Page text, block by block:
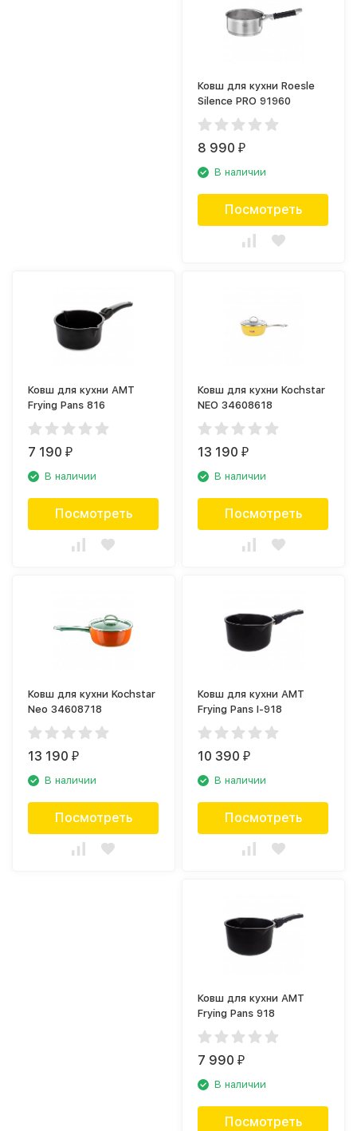
Ковш для кухни Roesle
Silence PRO 91960
8 990₽
В наличии
Посмотреть
Ковш для кухни AMT
Frying Pans 816
7 190₽
В наличии
Посмотреть
Ковш для кухни Kochstar
NEO 34608618
13 190₽
В наличии
Посмотреть
Ковш для кухни Kochstar
Neo 34608718
13 190₽
В наличии
Посмотреть
Ковш для кухни AMT
Frying Pans I-918
10 390₽
В наличии
Посмотреть
Ковш для кухни AMT
Frying Pans 918
7 990₽
В наличии
Посмотреть